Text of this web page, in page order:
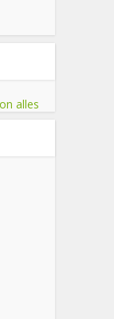
alles